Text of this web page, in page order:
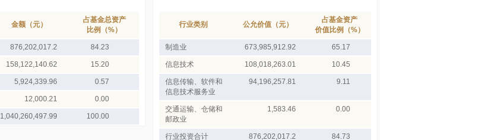
金额（元）
占基金总资产
比例（%）
876,202,017.2 84.23
158,122,140.62 15.20
5,924,339.96 0.57
12,000.21 0.00
1,040,260,497.99 100.00
行业类别 公允价值（元）
占基金资产
价值比例（%）
制造业 673,985,912.92 65.17
信息技术 108,018,263.01 10.45
信息传输、软件和
信息技术服务业
94,196,257.81 9.11
交通运输、仓储和
邮政业
1,583.46 0.00
行业投资合计 876,202,017.2 84.73